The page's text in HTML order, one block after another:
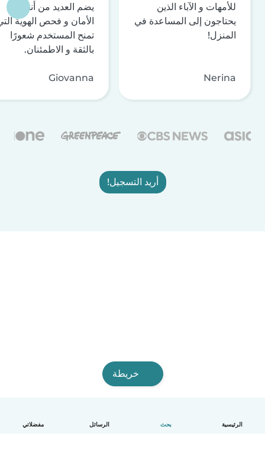
الرئيسية بحث الرسائل مفضلاتي
للأمهات و الآباء الذين
يحتاجون إلى المساعدة في
المنزل!
Nerina
يضم العديد من أنظمة
الأمان و فحص الهوية
تمنح المستخدم شعورًا
بالثقة و الاطمئنان.
Giovanna
أريد التسجيل!
خريطة